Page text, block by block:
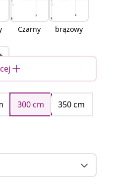
Czarny brązowy
300 cm
350 cm